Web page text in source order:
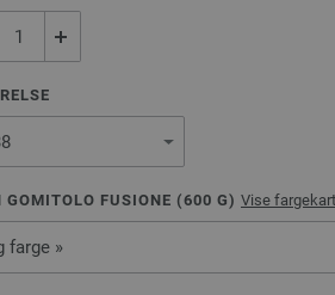
GOMITOLO FUSIONE (600 G) Vise
farge »